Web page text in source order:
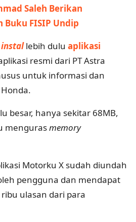
Saleh Berikan
Buku FISIP Undip
installebih dulu aplikasi
resmi dari PT Astra
untuk informasi dan
besar, hanya sekitar 68MB,
mengurasmemory
Motorku X sudah diundah
pengguna dan mendapat
ulasan dari para